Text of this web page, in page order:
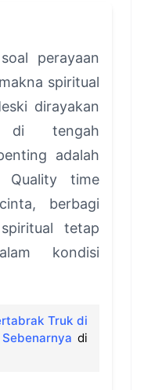
perayaan
spiritual
dirayakan
di tengah
adalah
Quality time
berbagi
tetap
kondisi
Truk di
di